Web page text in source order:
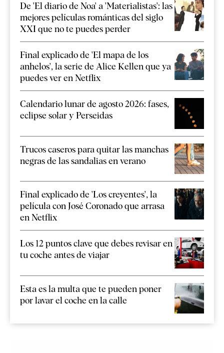
De 'El diario de Noa' a 'Materialistas': las
mejores películas románticas del siglo
XXI que no te puedes perder
Final explicado de 'El mapa de los
anhelos', la serie de Alice Kellen que ya
puedes ver en Netflix
Calendario lunar de agosto 2026: fases,
eclipse solar y Perseidas
Trucos caseros para quitar las manchas
negras de las sandalias en verano
Final explicado de 'Los creyentes', la
película con José Coronado que arrasa
en Netflix
Los 12 puntos clave que debes revisar en
tu coche antes de viajar
Esta es la multa que te pueden poner
por lavar el coche en la calle